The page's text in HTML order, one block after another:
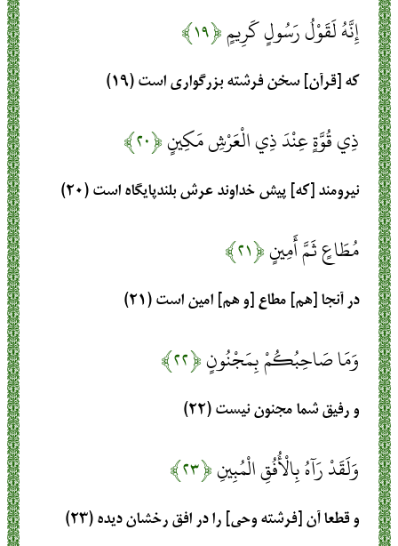
إِنَّهُ لَقَوْلُ رَسُولٍ كَرِيمٍ﴿۱۹﴾
كه [قرآن] سخن فرشته بزرگوارى است (۱۹)
ذِي قُوَّةٍ عِنْدَ ذِي الْعَرْشِ مَكِينٍ﴿۲۰﴾
نيرومند [كه] پيش خداوند عرش بلندپايگاه است (۲۰)
مُطَاعٍ ثَمَّ أَمِينٍ﴿۲۱﴾
در آنجا [هم] مطاع [و هم] امين است (۲۱)
وَمَا صَاحِبُكُمْ بِمَجْنُونٍ﴿۲۲﴾
و رفيق شما مجنون نيست (۲۲)
وَلَقَدْ رَآهُ بِالْأُفُقِ الْمُبِينِ﴿۲۳﴾
و قطعا آن [فرشته وحى] را در افق رخشان ديده (۲۳)